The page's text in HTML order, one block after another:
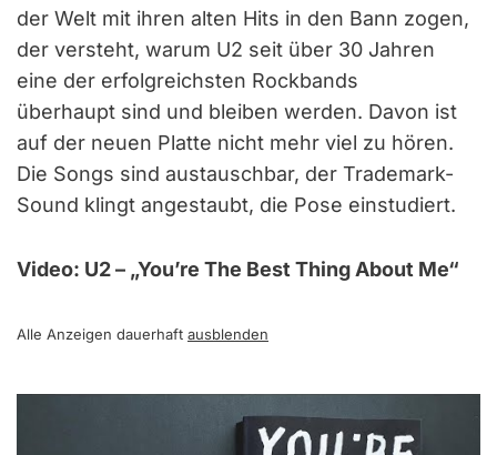
der Welt mit ihren alten Hits in den Bann zogen,
der versteht, warum U2 seit über 30 Jahren
eine der erfolgreichsten Rockbands
überhaupt sind und bleiben werden. Davon ist
auf der neuen Platte nicht mehr viel zu hören.
Die Songs sind austauschbar, der Trademark-
Sound klingt angestaubt, die Pose einstudiert.
Video: U2 – „You’re The Best Thing About Me“
Alle Anzeigen dauerhaft ausblenden